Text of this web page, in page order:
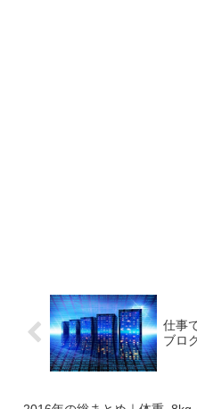
仕事
ブロ